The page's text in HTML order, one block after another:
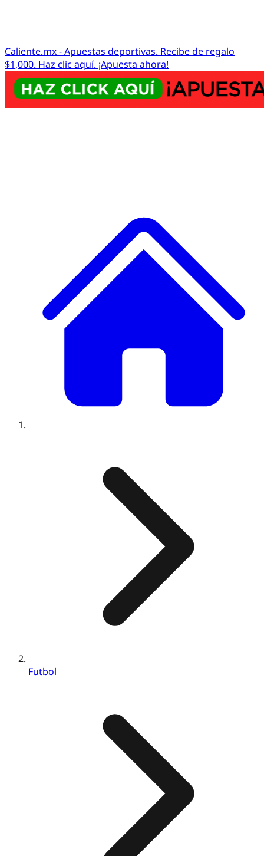
Caliente.mx - Apuestas deportivas. Recibe de regalo
$1,000. Haz clic aquí. ¡Apuesta ahora!
Futbol